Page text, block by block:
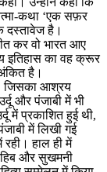
कथा ‘एक सफ़र
दस्तावेज है।
कर वो भारत आए
इतिहास का वह क्रूर
है।
जिसका आश्रय
और पंजाबी में भी
में प्रकाशित हुई थी,
में लिखी गई
रही। हाल ही में
और सुखमनी